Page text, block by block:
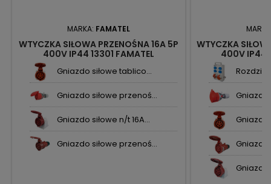
MARKA: FAMATEL
WTYCZKA SIŁOWA PRZENOŚNA 16A 5P
400V IP44 13301 FAMATEL
Gniazdo siłowe tablico...
Gniazdo siłowe przenoś...
Gniazdo siłowe n/t 16A...
Gniazdo siłowe przenoś...
WTYCZKA
400V IP44
Gniazdo
Gniazdo
Gniazdo
Gniazdo